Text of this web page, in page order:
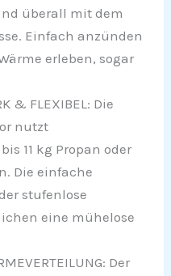
überall mit dem
Einfach anzünden
erleben, sogar
& FLEXIBEL: Die
nutzt
11 kg Propan oder
Die einfache
stufenlose
eine mühelose
Der